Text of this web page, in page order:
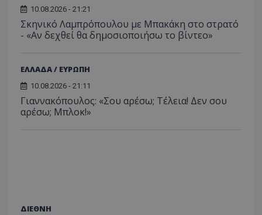
10.08.2026 - 21:21
Σκηνικό Λαμπρόπουλου με Μπακάκη στο στρατό
- «Αν δεχθεί θα δημοσιοποιήσω το βίντεο»
ΕΛΛΑΔΑ / ΕΥΡΩΠΗ
10.08.2026 - 21:11
Γιαννακόπουλος: «Σου αρέσω; Τέλεια! Δεν σου
αρέσω; Μπλοκ!»
ΔΙΕΘΝΗ